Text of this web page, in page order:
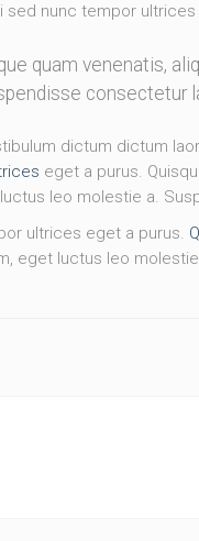
sed nunc tempor
quam venenatis,
consectetur
dictum dictum
eget a purus.
leo molestie a.
ultrices eget a purus.
eget luctus leo